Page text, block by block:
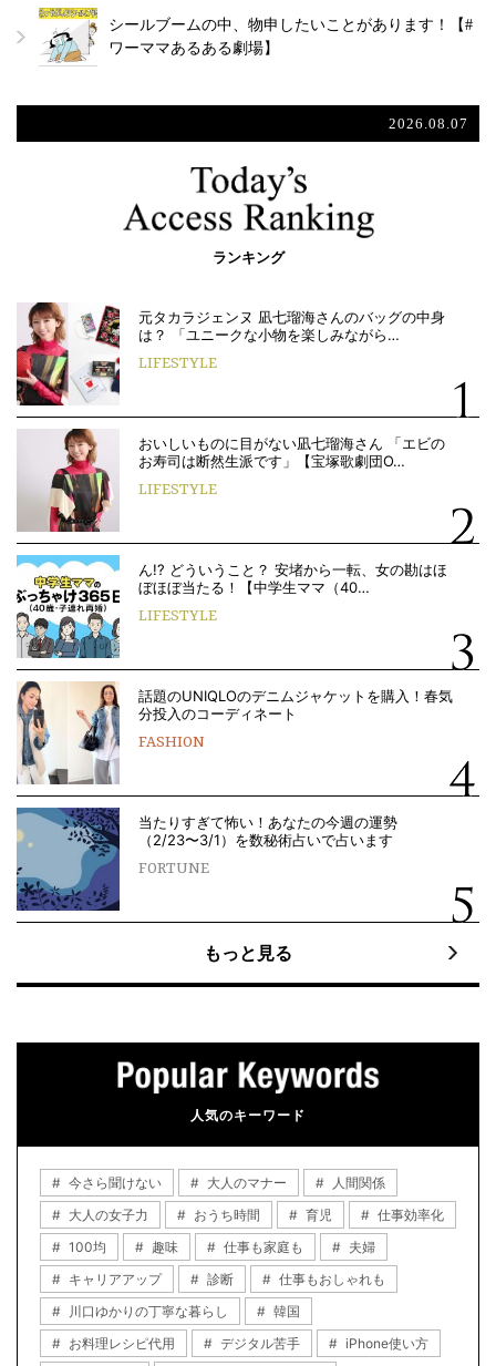
シールブームの中、物申したいことがあります！【#
ワーママあるある劇場】
2026.08.07
ランキング
元タカラジェンヌ 凪七瑠海さんのバッグの中身
は？ 「ユニークな小物を楽しみながら…
LIFESTYLE
おいしいものに目がない凪七瑠海さん 「エビの
お寿司は断然生派です」【宝塚歌劇団O…
LIFESTYLE
ん!? どういうこと？ 安堵から一転、女の勘はほ
ぼほぼ当たる！【中学生ママ（40…
LIFESTYLE
話題のUNIQLOのデニムジャケットを購入！春気
分投入のコーディネート
FASHION
当たりすぎて怖い！あなたの今週の運勢
（2/23〜3/1）を数秘術占いで占います
FORTUNE
もっと見る
人気のキーワード
今さら聞けない 大人のマナー
人間関係
大人の女子力
おうち時間 育児
仕事効率化
100均
趣味 仕事も家庭も
夫婦
キャリアアップ
診断
仕事もおしゃれも
川口ゆかりの丁寧な暮らし
韓国
お料理レシピ代用
デジタル苦手
iPhone使い方